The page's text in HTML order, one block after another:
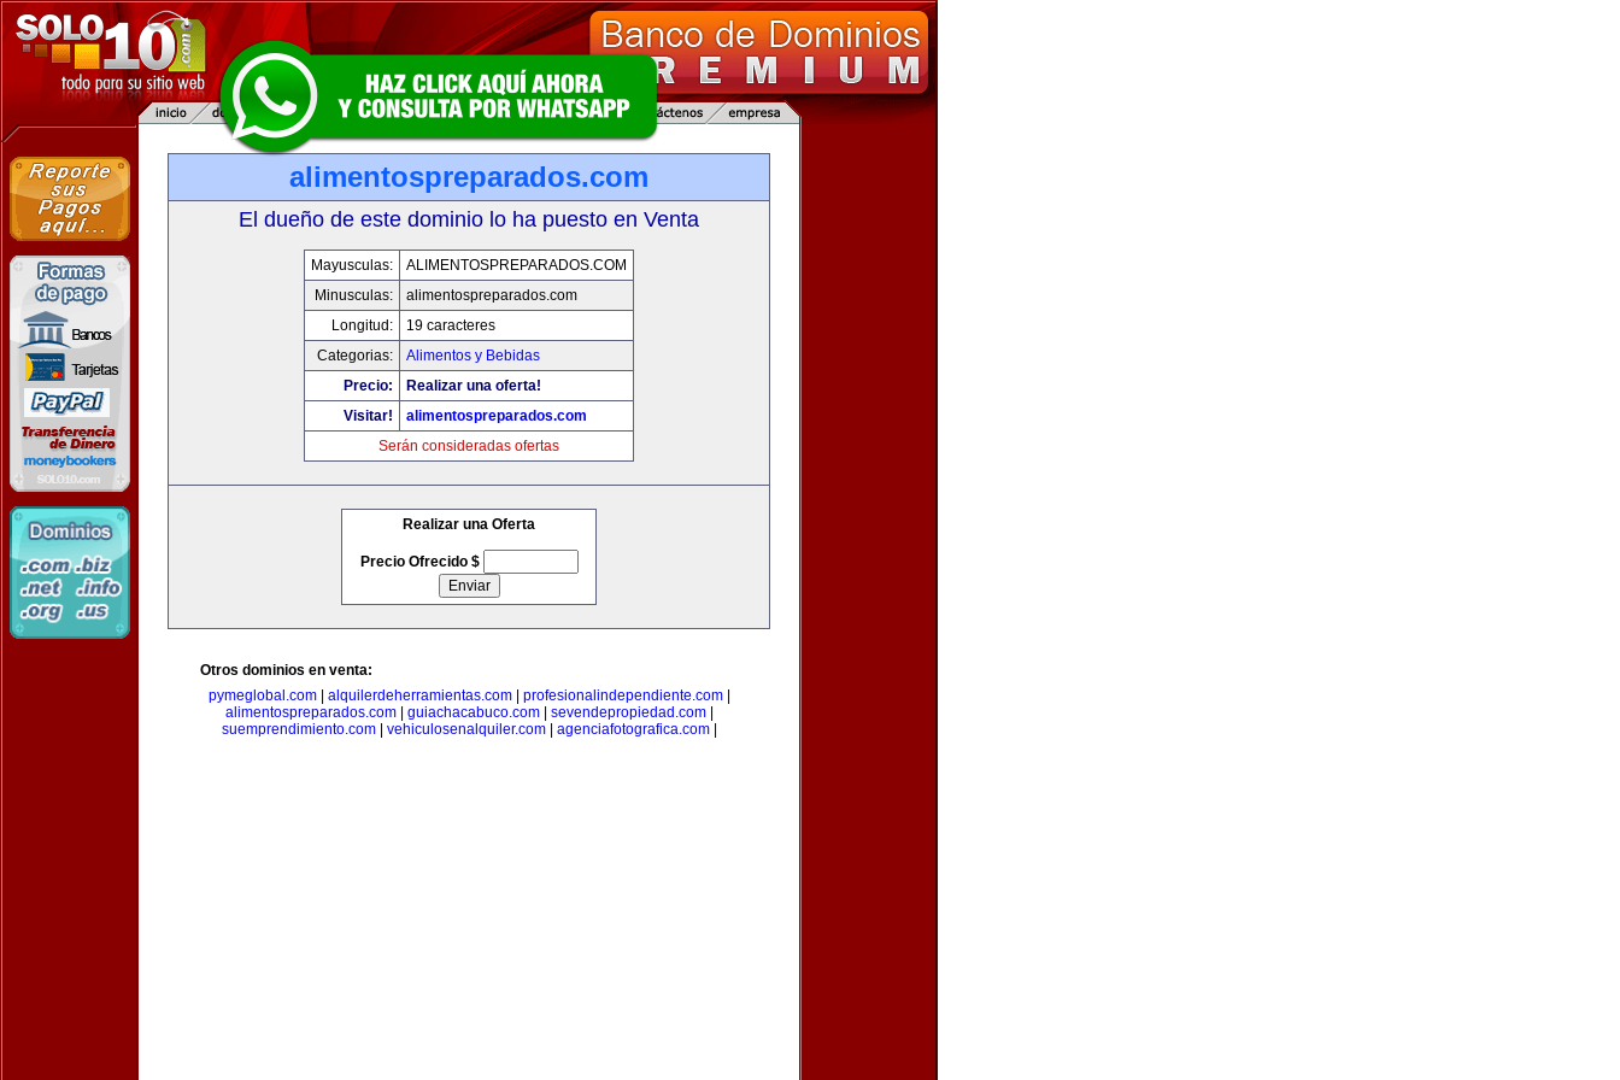
alimentospreparados.com
El dueño de este dominio lo ha puesto en Venta
Mayusculas:
ALIMENTOSPREPARADOS.COM
Minusculas:
alimentospreparados.com
Longitud:
19 caracteres
Categorias:
Alimentos y Bebidas
Precio:
Realizar una oferta!
Visitar!
alimentospreparados.com
Serán consideradas ofertas
Realizar una Oferta
Precio Ofrecido $
Otros dominios en venta:
pymeglobal.com| alquilerdeherramientas.com| profesionalindependiente.com|
alimentospreparados.com| guiachacabuco.com| sevendepropiedad.com|
suemprendimiento.com| vehiculosenalquiler.com| agenciafotografica.com|